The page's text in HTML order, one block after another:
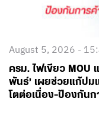
August 5, 2026 -
ครม. ไฟเขียว MOU
พันธ์’ เผยช่วยแก้ปม
โตต่อเนื่อง-ป้องกัน